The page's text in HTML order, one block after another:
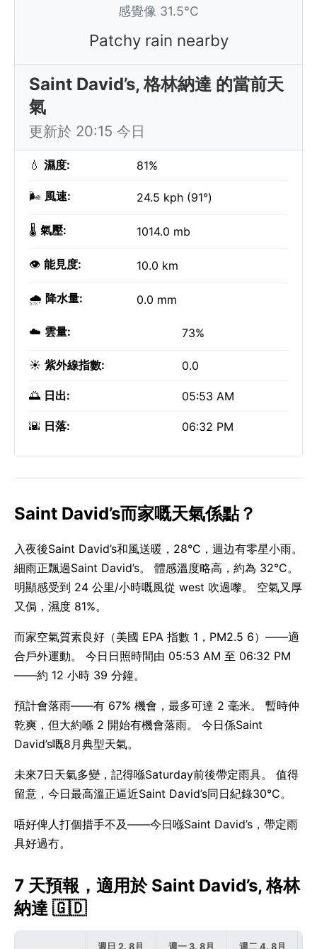
感覺像 31.5°C
Patchy rain nearby
Saint David’s, 格林納達 的當前天
氣
更新於 20:15 今日
💧 濕度: 81%
🌬️ 風速: 24.5 kph (91°)
🌡️ 氣壓: 1014.0 mb
👁️ 能見度: 10.0 km
🌧️ 降水量: 0.0 mm
☁️ 雲量: 73%
☀️ 紫外線指數: 0.0
🌅 日出: 05:53 AM
🌇 日落: 06:32 PM
Saint David’s而家嘅天氣係點？
入夜後Saint David’s和風送暖，28°C，週边有零星小雨。
細雨正飄過Saint David’s。 體感溫度略高，約為 32°C。
明顯感受到 24 公里/小時嘅風從 west 吹過嚟。 空氣又厚
又侷，濕度 81%。
而家空氣質素良好（美國 EPA 指數 1，PM2.5 6）——適
合戶外運動。 今日日照時間由 05:53 AM 至 06:32 PM
——約 12 小時 39 分鐘。
預計會落雨——有 67% 機會，最多可達 2 毫米。 暫時仲
乾爽，但大約喺 2 開始有機會落雨。 今日係Saint
David’s嘅8月典型天氣。
未來7日天氣多變，記得喺Saturday前後帶定雨具。 值得
留意，今日最高溫正逼近Saint David’s同日紀錄30°C。
唔好俾人打個措手不及——今日喺Saint David’s，帶定雨
具好過冇。
7 天預報，適用於 Saint David’s, 格林
納達 🇬🇩
週日 2. 8月 週一 3. 8月 週二 4. 8月